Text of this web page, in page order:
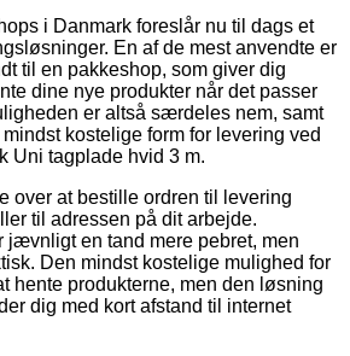
i Danmark foreslår nu til dags et
En af de mest anvendte er
til en pakkeshop, som giver dig
dine nye produkter når det passer
er altså særdeles nem, samt
kostelige form for levering ved
Uni tagplade hvid 3 m.
over at bestille ordren til levering
til adressen på dit arbejde.
jævnligt en tand mere pebret, men
Den mindst kostelige mulighed for
hente produkterne, men den løsning
dig med kort afstand til internet